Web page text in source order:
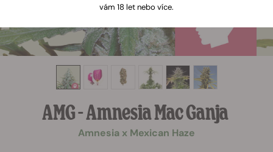
AMG - Amnesia Mac Ganja
Amnesia x Mexican Haze
vám 18 let nebo více.